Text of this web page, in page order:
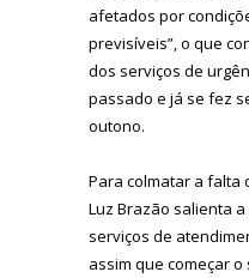
afetados por
previsíveis”, o que
dos serviços de
passado e já se fez
outono.
Para colmatar a falta
Luz Brazão salienta
serviços de
assim que começar